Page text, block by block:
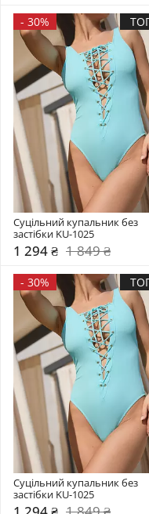
- 30%
Суцільний купальник без
застібки KU-1025
1 294 ₴ 1 849 ₴
- 30%
Суцільний купальник без
застібки KU-1025